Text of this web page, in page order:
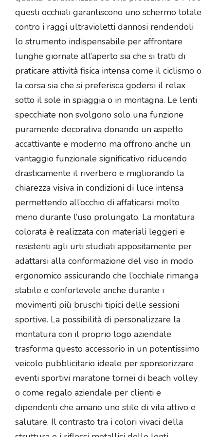
questi occhiali garantiscono uno schermo totale
contro i raggi ultravioletti dannosi rendendoli
lo strumento indispensabile per affrontare
lunghe giornate all’aperto sia che si tratti di
praticare attività fisica intensa come il ciclismo o
la corsa sia che si preferisca godersi il relax
sotto il sole in spiaggia o in montagna. Le lenti
specchiate non svolgono solo una funzione
puramente decorativa donando un aspetto
accattivante e moderno ma offrono anche un
vantaggio funzionale significativo riducendo
drasticamente il riverbero e migliorando la
chiarezza visiva in condizioni di luce intensa
permettendo all’occhio di affaticarsi molto
meno durante l’uso prolungato. La montatura
colorata è realizzata con materiali leggeri e
resistenti agli urti studiati appositamente per
adattarsi alla conformazione del viso in modo
ergonomico assicurando che l’occhiale rimanga
stabile e confortevole anche durante i
movimenti più bruschi tipici delle sessioni
sportive. La possibilità di personalizzare la
montatura con il proprio logo aziendale
trasforma questo accessorio in un potentissimo
veicolo pubblicitario ideale per sponsorizzare
eventi sportivi maratone tornei di beach volley
o come regalo aziendale per clienti e
dipendenti che amano uno stile di vita attivo e
salutare. Il contrasto tra i colori vivaci della